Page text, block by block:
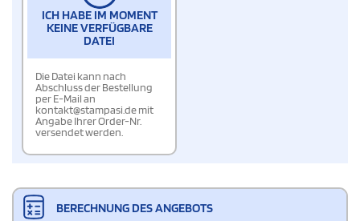
ICH HABE IM MOMENT
KEINE VERFÜGBARE
DATEI
Die Datei kann nach
Abschluss der Bestellung
per E-Mail an
kontakt@stampasi.de mit
Angabe Ihrer Order-Nr.
versendet werden.
BERECHNUNG DES ANGEBOTS